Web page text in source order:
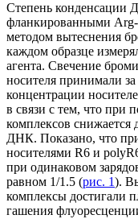
Степень конденсации
фланкированными
методом вытеснения
каждом образце
агента. Свечение
носителя принимали
концентрации
в связи с тем, что
комплексов снижается
ДНК. Показано, что
носителями R6 и
при одинаковом
равном 1/1.5 (рис. 1).
комплексы достигали
гашения